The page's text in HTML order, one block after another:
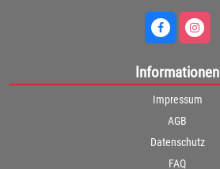
Informationen
Impressum
AGB
Datenschutz
FAQ